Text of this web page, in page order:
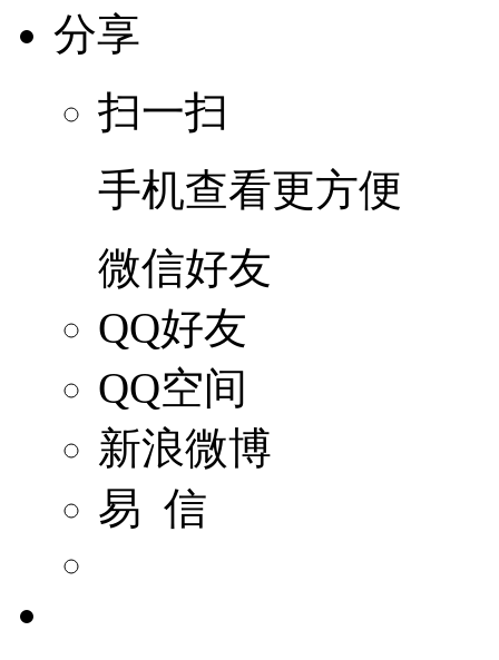
分享
扫一扫
手机查看更方便
微信好友
QQ好友
QQ空间
新浪微博
易 信